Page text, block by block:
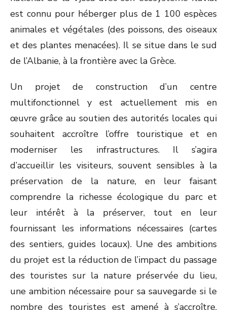
est connu pour héberger plus de 1 100 espèces
animales et végétales (des poissons, des oiseaux
et des plantes menacées). Il se situe dans le sud
de l’Albanie, à la frontière avec la Grèce.
Un projet de construction d’un centre
multifonctionnel y est actuellement mis en
œuvre grâce au soutien des autorités locales qui
souhaitent accroître l’offre touristique et en
moderniser les infrastructures. Il s’agira
d’accueillir les visiteurs, souvent sensibles à la
préservation de la nature, en leur faisant
comprendre la richesse écologique du parc et
leur intérêt à la préserver, tout en leur
fournissant les informations nécessaires (cartes
des sentiers, guides locaux). Une des ambitions
du projet est la réduction de l’impact du passage
des touristes sur la nature préservée du lieu,
une ambition nécessaire pour sa sauvegarde si le
nombre des touristes est amené à s’accroître,